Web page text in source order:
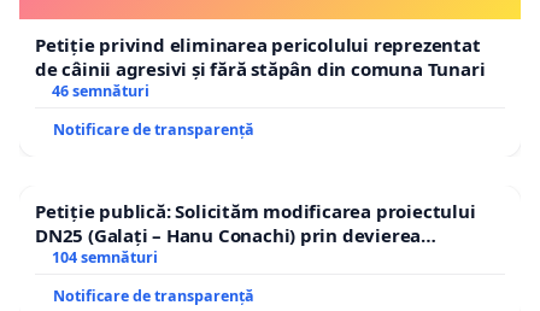
Petiție privind eliminarea pericolului reprezentat
de câinii agresivi și fără stăpân din comuna Tunari
46 semnături
Notificare de transparență
Petiție publică: Solicităm modificarea proiectului
DN25 (Galați – Hanu Conachi) prin devierea
traseului în afara localităților!
104 semnături
Notificare de transparență